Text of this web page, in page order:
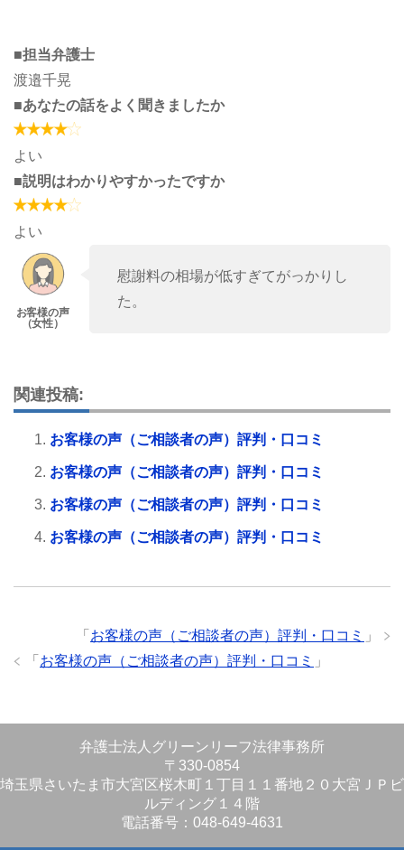
■担当弁護士
渡邉千晃
■あなたの話をよく聞きましたか
よい
■説明はわかりやすかったですか
よい
慰謝料の相場が低すぎてがっかりし
た。
関連投稿:
お客様の声（ご相談者の声）評判・口コミ
お客様の声（ご相談者の声）評判・口コミ
お客様の声（ご相談者の声）評判・口コミ
お客様の声（ご相談者の声）評判・口コミ
「 お客様の声（ご相談者の声）評判・口コミ
」
「 お客様の声（ご相談者の声）評判・口コミ 」
弁護士法人グリーンリーフ法律事務所
〒330-0854
埼玉県さいたま市大宮区桜木町１丁目１１番地２０大宮ＪＰビ
ルディング１４階
電話番号：048-649-4631